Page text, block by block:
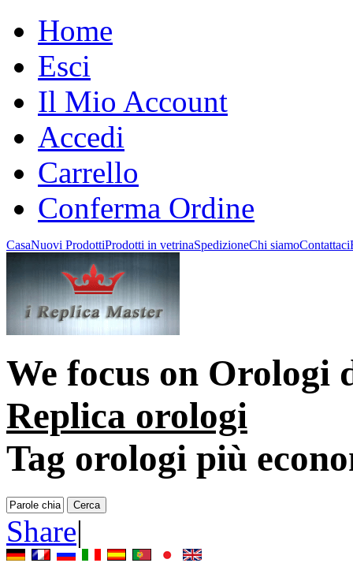
Home
Esci
Il Mio Account
Accedi
Carrello
Conferma Ordine
CasaNuovi ProdottiProdotti in vetrinaSpedizioneChi siamoContattaci
We focus on Orologi
Replica orologi
Tag orologi più
Share|